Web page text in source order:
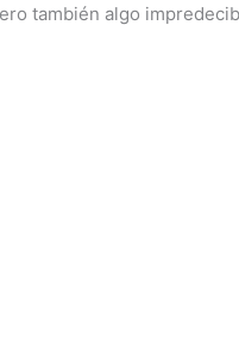
también algo